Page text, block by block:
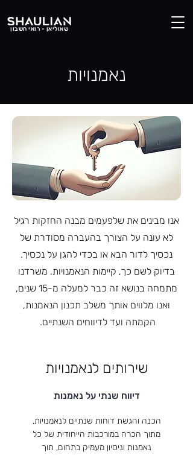
שאוליאן - רואי חשבון
נאמנויות
אנו מבינים את שלפעמים מבנה החזקות רגיל
לא עונה על הצורך בהעברה מסודרת של
נכסיך לדור הבא או בכדי להגן על נכסיך.
בדיוק לשם כך, קיימות הנאמנויות. משרדנו
מתמחה בנושא זה כבר למעלה מ-15 שנים,
ואנו מלווים אותך משלב תכנון הנאמנות,
הקמתה ועד לדיווחים השנתיים.
שירותים לנאמנויות
דיווח שנתי על נאמנות
הכנה והגשת דוחות שנתיים לנאמנויות,
מתוך הכרה במורכבות הייחודית של כל
נאמנות וניסיון מעמיק בתחום, תוך